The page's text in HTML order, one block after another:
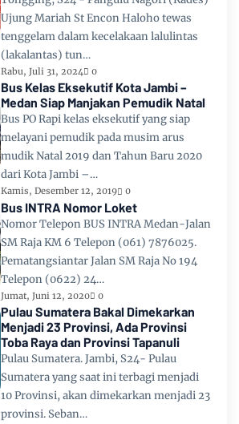
Ujung Mariah St Encon Haloho tewas
tenggelam dalam kecelakaan lalulintas
(lakalantas) tun…
Rabu, Juli 31, 2024 0
Bus Kelas Eksekutif Kota Jambi –
Medan Siap Manjakan Pemudik Natal
Bus PO Rapi kelas eksekutif yang siap
melayani pemudik pada musim arus
mudik Natal 2019 dan Tahun Baru 2020
dari Kota Jambi –…
Kamis, Desember 12, 2019 0
Bus INTRA Nomor Loket
Nomor Telepon BUS INTRA Medan-Jalan
SM Raja KM 6 Telepon (061) 7876025.
Pematangsiantar Jalan SM Raja No 194
Telepon (0622) 24…
Jumat, Juni 12, 2020 0
Pulau Sumatera Bakal Dimekarkan
Menjadi 23 Provinsi, Ada Provinsi
Toba Raya dan Provinsi Tapanuli
Pulau Sumatera. Jambi, S24- Pulau
Sumatera yang saat ini terbagi menjadi
10 Provinsi, akan dimekarkan menjadi 23
provinsi. Seban…